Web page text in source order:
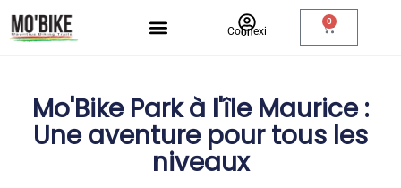
Connexion
0
Mo'Bike Park à l'île Maurice :
Une aventure pour tous les
niveaux